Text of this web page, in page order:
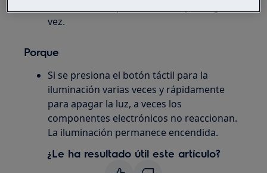
vez.
Porque
Si se presiona el botón táctil para la
iluminación varias veces y rápidamente
para apagar la luz, a veces los
componentes electrónicos no reaccionan.
La iluminación permanece encendida.
¿Le ha resultado útil este artículo?